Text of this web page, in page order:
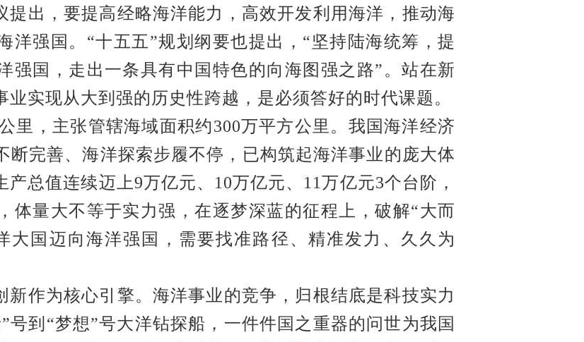
提出，要提高经略海洋能力，高效开发利用海洋，推动海
洋强国。 “十五五”规划纲要也提出，“坚持陆海统筹，提
强国，走出一条具有中国特色的向海图强之路”。站在新
实现从大到强的历史性跨越，是必须答好的时代课题。
里，主张管辖海域面积约300万平方公里。我国海洋经济
断完善、海洋探索步履不停，已构筑起海洋事业的庞大体
总值连续迈上9万亿元、10万亿元、11万亿元3个台阶，
体量大不等于实力强，在逐梦深蓝的征程上，破解“大而
大国迈向海洋强国，需要找准路径、精准发力、久久为
作为核心引擎。 海洋事业的竞争，归根结底是科技实力
号到“梦想”号大洋钻探船，一件件国之重器的问世为我国